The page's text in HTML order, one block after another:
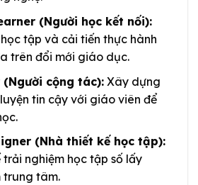
(Người học kết nối):
tập và cải tiến thực hành
trên đổi mới giáo dục.
cộng tác):Xây dựng
tin cậy với giáo viên để
(Nhà thiết kế học tập):
nghiệm học tập số lấy
trung tâm.